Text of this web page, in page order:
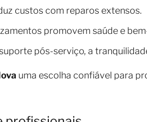
custos com reparos extensos.
promovem saúde e
pós-serviço, a
uma escolha confiável para